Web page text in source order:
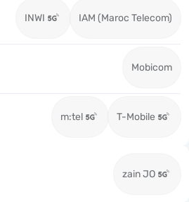
INWI IAM (Maroc Telecom)
Mobicom
m:tel T-Mobile
zain JO